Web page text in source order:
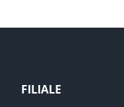
FILIALE